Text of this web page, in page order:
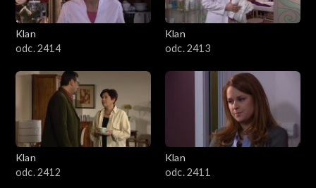
Klan
odc. 2414
Klan
odc. 2413
Klan
odc. 2412
Klan
odc. 2411